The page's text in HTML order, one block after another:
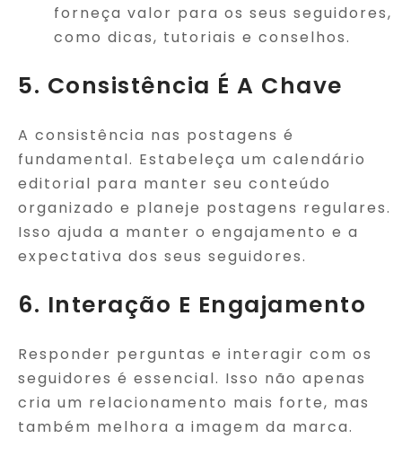
forneça valor para os seus seguidores,
como dicas, tutoriais e conselhos.
5. Consistência É A Chave
A consistência nas postagens é
fundamental. Estabeleça um calendário
editorial para manter seu conteúdo
organizado e planeje postagens regulares.
Isso ajuda a manter o engajamento e a
expectativa dos seus seguidores.
6. Interação E Engajamento
Responder perguntas e interagir com os
seguidores é essencial. Isso não apenas
cria um relacionamento mais forte, mas
também melhora a imagem da marca.